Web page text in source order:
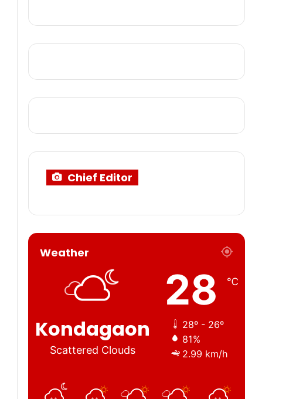
Chief Editor
Weather
Kondagaon
Scattered Clouds
28 ℃
28º - 26º
81%
2.99 km/h